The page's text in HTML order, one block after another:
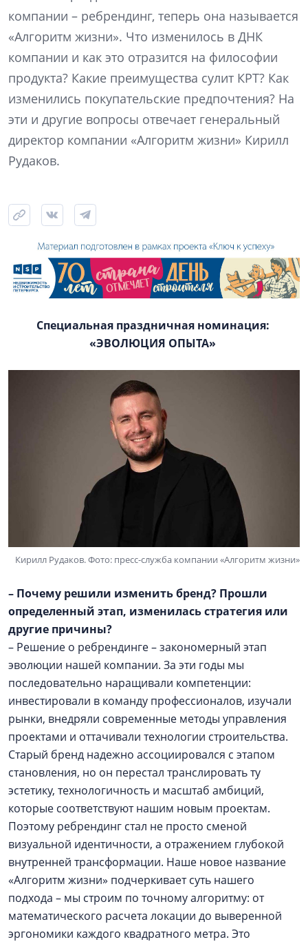
компании – ребрендинг, теперь она называется
«Алгоритм жизни». Что изменилось в ДНК
компании и как это отразится на философии
продукта? Какие преимущества сулит КРТ? Как
изменились покупательские предпочтения? На
эти и другие вопросы отвечает генеральный
директор компании «Алгоритм жизни» Кирилл
Рудаков.
Специальная праздничная номинация:
«ЭВОЛЮЦИЯ ОПЫТА»
Кирилл Рудаков. Фото: пресс-служба компании «Алгоритм жизни»
– Почему решили изменить бренд? Прошли
определенный этап, изменилась стратегия или
другие причины?
– Решение о ребрендинге – закономерный этап
эволюции нашей компании. За эти годы мы
последовательно наращивали компетенции:
инвестировали в команду профессионалов, изучали
рынки, внедряли современные методы управления
проектами и оттачивали технологии строительства.
Старый бренд надежно ассоциировался с этапом
становления, но он перестал транслировать ту
эстетику, технологичность и масштаб амбиций,
которые соответствуют нашим новым проектам.
Поэтому ребрендинг стал не просто сменой
визуальной идентичности, а отражением глубокой
внутренней трансформации. Наше новое название
«Алгоритм жизни» подчеркивает суть нашего
подхода – мы строим по точному алгоритму: от
математического расчета локации до выверенной
эргономики каждого квадратного метра. Это